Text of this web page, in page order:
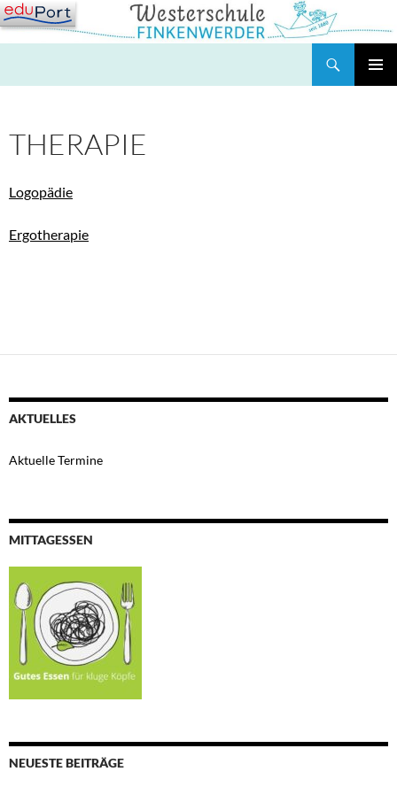
Zum
Inhalt
THERAPIE
Logopädie
Ergotherapie
AKTUELLES
Aktuelle Termine
MITTAGESSEN
NEUESTE BEITRÄGE